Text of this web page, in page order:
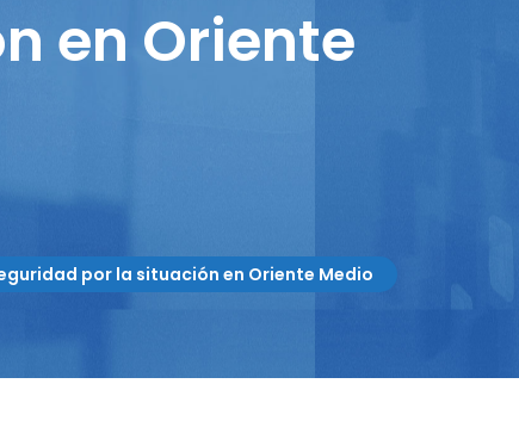
en Oriente
por la situación en Oriente Medio